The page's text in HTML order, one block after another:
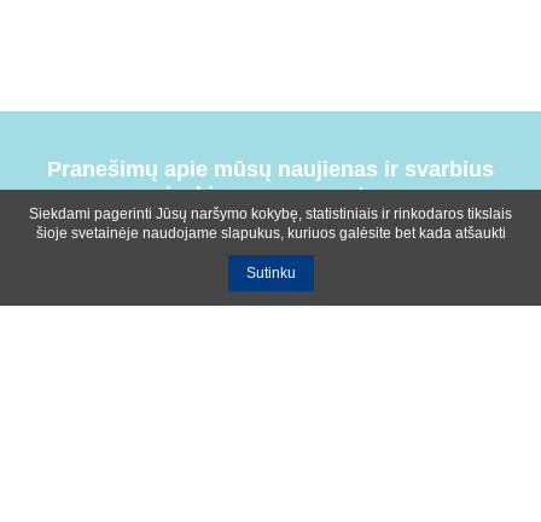
Pranešimų apie mūsų naujienas ir svarbius
įvykius prenumerata
Siekdami pagerinti Jūsų naršymo kokybę, statistiniais ir rinkodaros tikslais
šioje svetainėje naudojame slapukus, kuriuos galėsite bet kada atšaukti
Sutinku